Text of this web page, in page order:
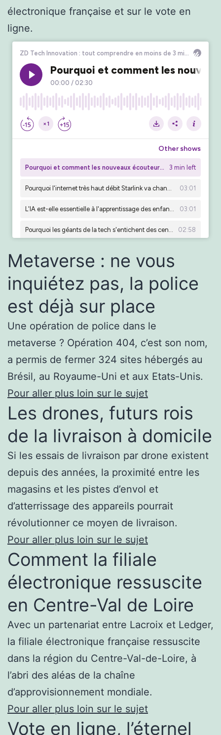
électronique française et sur le vote en
ligne.
Metaverse : ne vous
inquiétez pas, la police
est déjà sur place
Une opération de police dans le
metaverse ? Opération 404, c’est son nom,
a permis de fermer 324 sites hébergés au
Brésil, au Royaume-Uni et aux Etats-Unis.
Pour aller plus loin sur le sujet
Les drones, futurs rois
de la livraison à domicile
Si les essais de livraison par drone existent
depuis des années, la proximité entre les
magasins et les pistes d’envol et
d’atterrissage des appareils pourrait
révolutionner ce moyen de livraison.
Pour aller plus loin sur le sujet
Comment la filiale
électronique ressuscite
en Centre-Val de Loire
Avec un partenariat entre Lacroix et Ledger,
la filiale électronique française ressuscite
dans la région du Centre-Val-de-Loire, à
l’abri des aléas de la chaîne
d’approvisionnement mondiale.
Pour aller plus loin sur le sujet
Vote en ligne, l’éternel